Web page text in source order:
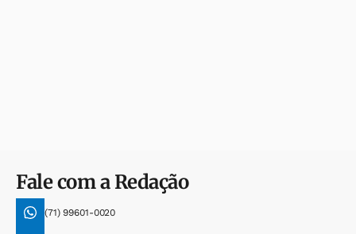
Fale com a Redação
(71) 99601-0020